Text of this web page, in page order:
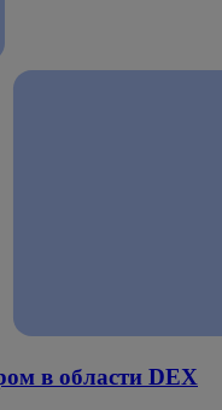
в области DEX